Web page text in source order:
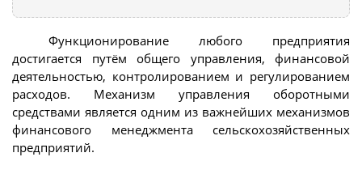
Функционирование любого предприятия
достигается путём общего управления, финансовой
деятельностью, контролированием и регулированием
расходов. Механизм управления оборотными
средствами является одним из важнейших механизмов
финансового менеджмента сельскохозяйственных
предприятий.